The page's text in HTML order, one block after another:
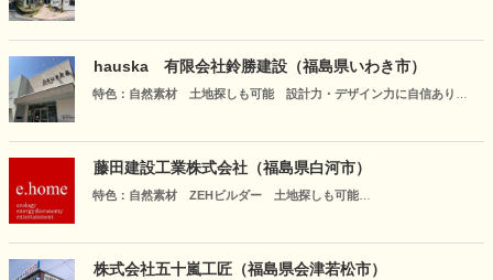
命。全ての出会いに感謝し、企業としての責任を果たし、皆様に信頼
され愛される企業であり続けるよう、精進してまいります。
hauska 有限会社鈴勝建設（福島県いわき市）
特色：自然素材 土地探しも可能 設計力・デザイン力に自信あり
る家づくりだからこそ叶う，美しさと機能性を兼ね備えた住空間。３
０年後も変わらない快適さと愛着を育む，本物志向の住まいをご提案
します。
藤田建設工業株式会社（福島県白河市）
特色：自然素材 ZEHビルダー 土地探しも可能
待ちしております。
株式会社五十嵐工匠（福島県会津若松市）